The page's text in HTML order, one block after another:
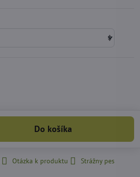
Do košíka
Otázka k produktu
Strážny pes